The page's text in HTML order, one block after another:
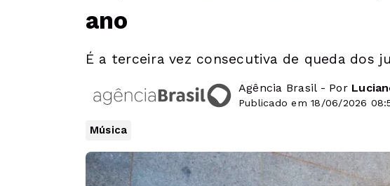
ano
É a terceira vez consecutiva de queda dos
Agência Brasil - Por
Publicado em 18/06/2026
Música